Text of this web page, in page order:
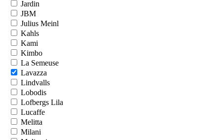
Jardin
JBM
Julius Meinl
Kahls
Kami
Kimbo
La Semeuse
Lavazza
Lindvalls
Lobodis
Lofbergs Lila
Lucaffe
Melitta
Milani